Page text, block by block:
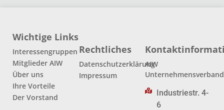
Wichtige Links
Interessengruppen
Mitglieder AIW
Über uns
Ihre Vorteile
Der Vorstand
Rechtliches
Datenschutzerklärung
Impressum
AIW
Unternehmensverband
Industriestr. 4-
6